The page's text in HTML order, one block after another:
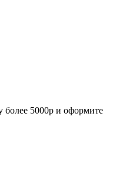
более 5000р и оформите